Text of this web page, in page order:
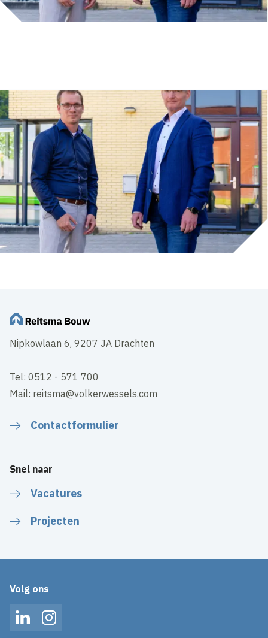
Nipkowlaan 6, 9207 JA Drachten
Tel: 0512 - 571 700
Mail: reitsma@volkerwessels.com
Contactformulier
Snel naar
Vacatures
Projecten
Volg ons
LinkedInInstagram